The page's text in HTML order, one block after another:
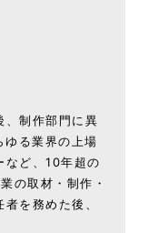
、制作部門に異
る業界の上場
など、10年超の
の取材・制作・
を務めた後、